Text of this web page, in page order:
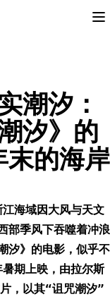
潮汐：
汐》的
的海岸
海域因大风与天文
部季风下吞噬着冲浪
汐》的电影，似乎不
期上映，由拉尔斯
，以其“诅咒潮汐”